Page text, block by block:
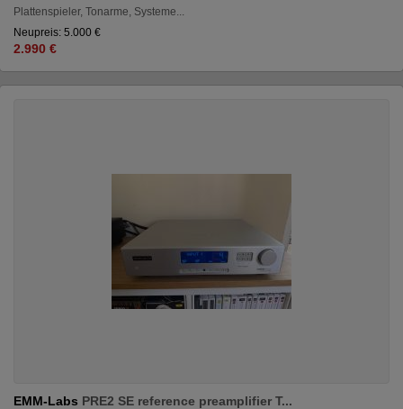
Plattenspieler, Tonarme, Systeme...
Neupreis: 5.000 €
2.990 €
EMM-Labs PRE2 SE reference preamplifier T...